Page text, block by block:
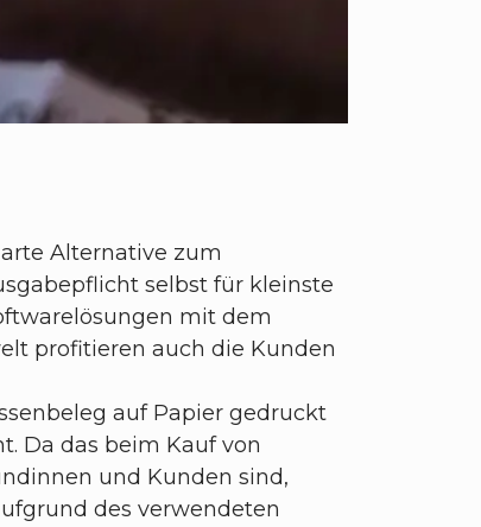
Alternative zum
selbst für kleinste
mit dem
profitieren auch die Kunden
auf Papier gedruckt
Da das beim Kauf von
und Kunden sind,
des verwendeten